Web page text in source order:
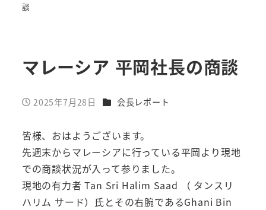
談
マレーシア 平岡社長の商談
投稿日
2025年7月28日 カテゴリー
会長レポート
皆様、おはようございます。
先週末からマレーシアに行っている平岡より現地
での商談状況が入って参りました。
現地の有力者 Tan Sri Halim Saad （ タンスリ
ハリム サード）氏とその右腕であるGhani Bin